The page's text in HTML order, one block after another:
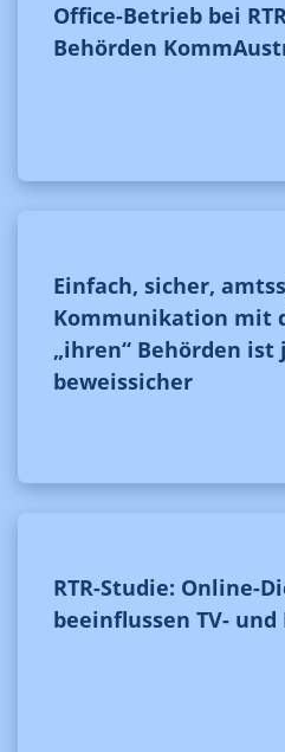
Office-Betrieb bei
Behörden
Einfach, sicher,
Kommunikation mit
„ihren“ Behörden ist
beweissicher
RTR-Studie: Online-
beeinflussen TV-